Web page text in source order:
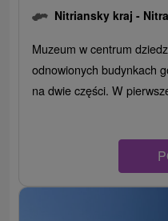
Nitriansky kraj -
Muzeum w centrum
odnowionych budynkach
na dwie części. W